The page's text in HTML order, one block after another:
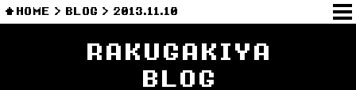
HOME BLOG 2013.11.10
RAKUGAKIYA
BLOG